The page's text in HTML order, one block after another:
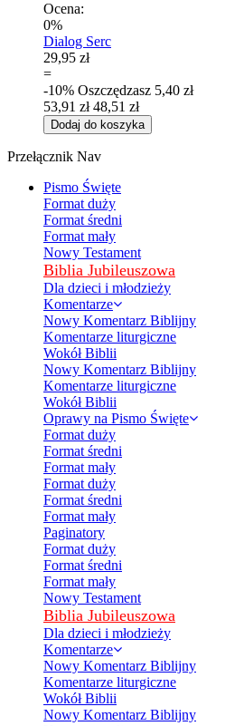
Ocena:
0%
Dialog Serc
29,95 zł
=
-10% Oszczędzasz 5,40 zł
53,91 zł 48,51 zł
Dodaj do koszyka
Przełącznik Nav
Pismo Święte
Format duży
Format średni
Format mały
Nowy Testament
Biblia Jubileuszowa
Dla dzieci i młodzieży
Komentarze
Nowy Komentarz Biblijny
Komentarze liturgiczne
Wokół Biblii
Nowy Komentarz Biblijny
Komentarze liturgiczne
Wokół Biblii
Oprawy na Pismo Święte
Format duży
Format średni
Format mały
Format duży
Format średni
Format mały
Paginatory
Format duży
Format średni
Format mały
Nowy Testament
Biblia Jubileuszowa
Dla dzieci i młodzieży
Komentarze
Nowy Komentarz Biblijny
Komentarze liturgiczne
Wokół Biblii
Nowy Komentarz Biblijny